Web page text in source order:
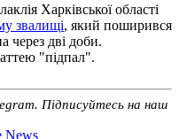
Харківської області
звалищі, який поширився
через дві доби.
"підпал".
Підписуйтесь на наш
News